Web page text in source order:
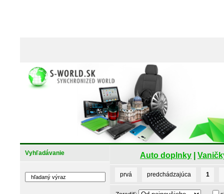
Vyhľadávanie Auto doplnky
prvá predchádzajúca 1